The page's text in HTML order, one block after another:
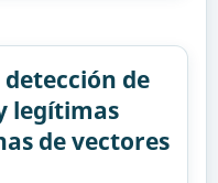
de
legítimas
de vectores